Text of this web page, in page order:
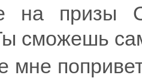
на призы
сможешь
мне